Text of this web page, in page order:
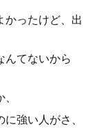
かったけど、出
んてないから
強い人がさ、